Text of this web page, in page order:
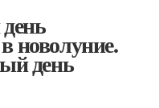
новолуние.
день